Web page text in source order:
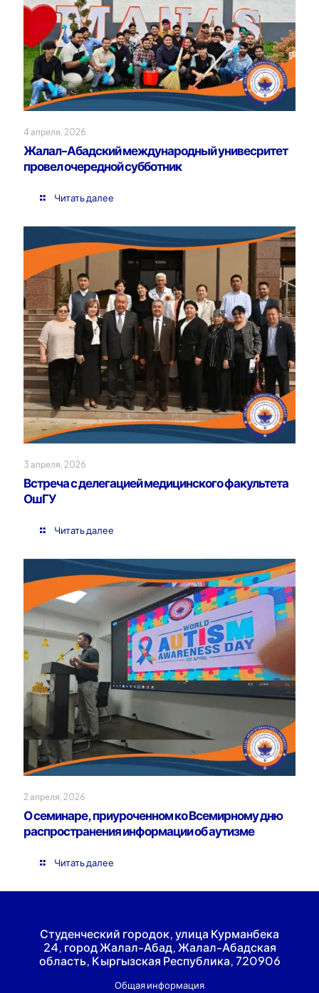
4 апреля, 2026
Жалал-Абадский международный унивесритет
провел очередной субботник
Читать далее
3 апреля, 2026
Встреча с делегацией медицинского факультета
ОшГУ
Читать далее
2 апреля, 2026
О семинаре, приуроченном ко Всемирному дню
распространения информации об аутизме
Читать далее
Студенческий городок, улица Курманбека
24, город Жалал-Абад, Жалал-Абадская
область, Кыргызская Республика, 720906
Общая информация